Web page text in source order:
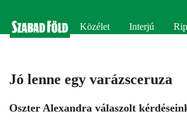
Közélet Interjú
Jó lenne egy varázsceruza
Oszter Alexandra válaszolt